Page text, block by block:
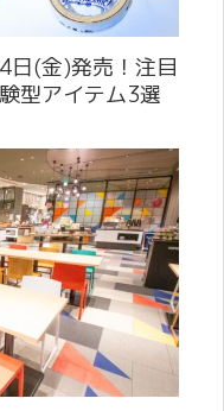
日(金)発売！注目
型アイテム3選